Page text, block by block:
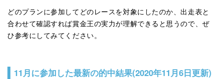
どのプランに参加してどのレースを対象にしたのか、出走表と
合わせて確認すれば賞金王の実力が理解できると思うので、ぜ
ひ参考にしてみてください。
11月に参加した最新の的中結果(2020年11月6日更新)